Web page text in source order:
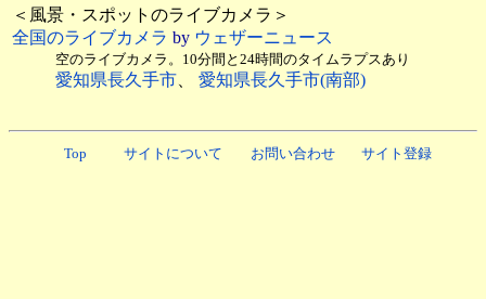
＜風景・スポットのライブカメラ＞
全国のライブカメラ by ウェザーニュース
空のライブカメラ。10分間と24時間のタイムラプスあり
愛知県長久手市、 愛知県長久手市(南部)
Top サイトについて お問い合わせ サイト登録